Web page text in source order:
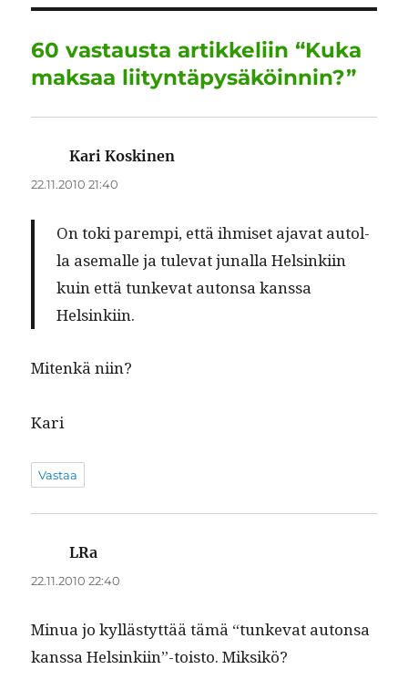
o
o
k
I
n
p
p
a
m
60 vastausta artikkeliin “Kuka
maksaa liityntäpysäköinnin?”
Kari Koskinen
22.11.2010 21:40
On toki parem­pi, että ihmiset aja­vat autol­
la ase­malle ja tule­vat junal­la Helsinki­in
kuin että tunke­vat auton­sa kanssa
Helsinkiin.
Mitenkä niin?
Kari
Vastaa
LRa
22.11.2010 22:40
Min­ua jo kyl­lästyt­tää tämä “tunke­vat auton­sa
kanssa Helsinkiin”-toisto. Miksikö?